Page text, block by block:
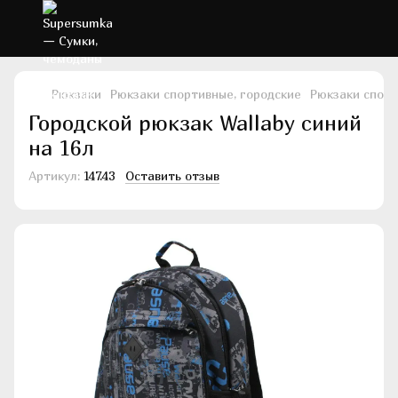
Рюкзаки Рюкзаки спортивные, городские Рюкзаки
Городской рюкзак Wallaby синий
на 16л
Артикул: 147.43 Оставить отзыв